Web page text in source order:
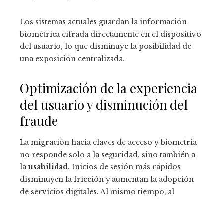
Los sistemas actuales guardan la información
biométrica cifrada directamente en el dispositivo
del usuario, lo que disminuye la posibilidad de
una exposición centralizada.
Optimización de la experiencia
del usuario y disminución del
fraude
La migración hacia claves de acceso y biometría
no responde solo a la seguridad, sino también a
lausabilidad. Inicios de sesión más rápidos
disminuyen la fricción y aumentan la adopción
de servicios digitales. Al mismo tiempo, al